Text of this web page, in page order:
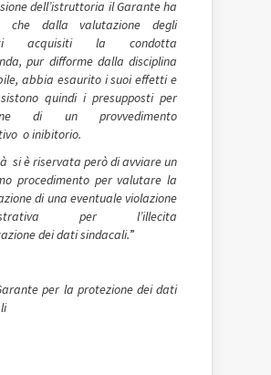
dell’istruttoria il Garante ha
che dalla valutazione degli
acquisiti la condotta
pur difforme dalla disciplina
abbia esaurito i suoi effetti e
quindi i presupposti per
di un provvedimento
o inibitorio.
si è riservata però di avviare un
procedimento per valutare la
di una eventuale violazione
per l’illecita
dei dati sindacali.”
per la protezione dei dati